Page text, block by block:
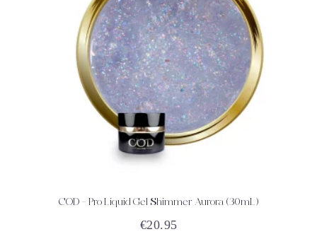
ACHETEZ DÉTAILS
COD – Pro Liquid Gel Shimmer Aurora (30mL)
€20.95